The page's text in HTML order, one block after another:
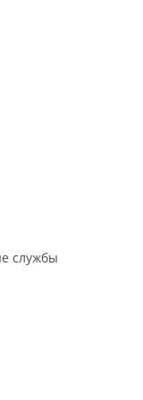
ключи все
я психую-
идём
на
на
испорчено.
приятное
линии,по
Дом чистый,
достаточно
чистой и
службы